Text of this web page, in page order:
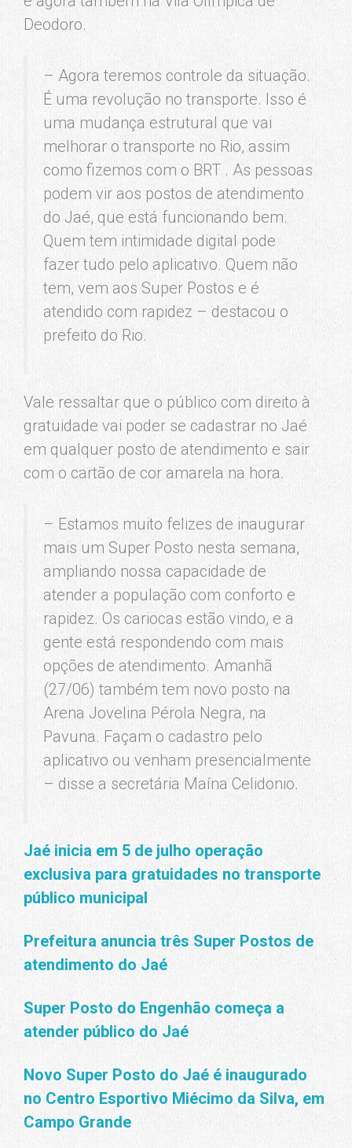
Deodoro.
– Agora teremos controle da situação.
É uma revolução no transporte. Isso é
uma mudança estrutural que vai
melhorar o transporte no Rio, assim
como fizemos com o BRT . As pessoas
podem vir aos postos de atendimento
do Jaé, que está funcionando bem.
Quem tem intimidade digital pode
fazer tudo pelo aplicativo. Quem não
tem, vem aos Super Postos e é
atendido com rapidez – destacou o
prefeito do Rio.
Vale ressaltar que o público com direito à
gratuidade vai poder se cadastrar no Jaé
em qualquer posto de atendimento e sair
com o cartão de cor amarela na hora.
– Estamos muito felizes de inaugurar
mais um Super Posto nesta semana,
ampliando nossa capacidade de
atender a população com conforto e
rapidez. Os cariocas estão vindo, e a
gente está respondendo com mais
opções de atendimento. Amanhã
(27/06) também tem novo posto na
Arena Jovelina Pérola Negra, na
Pavuna. Façam o cadastro pelo
aplicativo ou venham presencialmente
– disse a secretária Maína Celidonio.
Jaé inicia em 5 de julho operação
exclusiva para gratuidades no transporte
público municipal
Prefeitura anuncia três Super Postos de
atendimento do Jaé
Super Posto do Engenhão começa a
atender público do Jaé
Novo Super Posto do Jaé é inaugurado
no Centro Esportivo Miécimo da Silva, em
Campo Grande